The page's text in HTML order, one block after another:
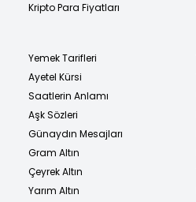
Kripto Para Fiyatları
Yemek Tarifleri
Ayetel Kürsi
Saatlerin Anlamı
Aşk Sözleri
Günaydın Mesajları
Gram Altın
Çeyrek Altın
Yarım Altın